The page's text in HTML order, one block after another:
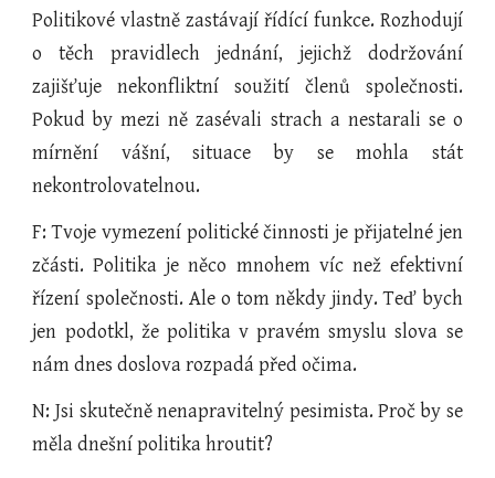
Politikové vlastně zastávají řídící funkce. Rozhodují
o těch pravidlech jednání, jejichž dodržování
zajišťuje nekonfliktní soužití členů společnosti.
Pokud by mezi ně zasévali strach a nestarali se o
mírnění vášní, situace by se mohla stát
nekontrolovatelnou.
F: Tvoje vymezení politické činnosti je přijatelné jen
zčásti. Politika je něco mnohem víc než efektivní
řízení společnosti. Ale o tom někdy jindy. Teď bych
jen podotkl, že politika v pravém smyslu slova se
nám dnes doslova rozpadá před očima.
N: Jsi skutečně nenapravitelný pesimista. Proč by se
měla dnešní politika hroutit?